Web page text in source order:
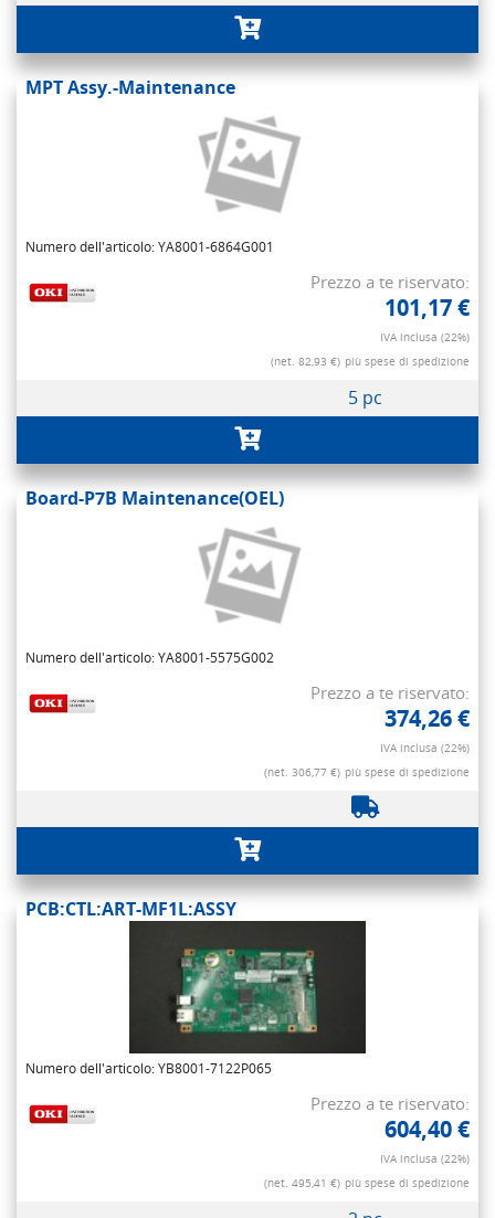
MPT Assy.-Maintenance
Numero dell'articolo: YA8001-6864G001
Prezzo a te riservato:
101,17 €
IVA inclusa (22%)
(net. 82,93 €) più spese di spedizione
5 pc
Board-P7B Maintenance(OEL)
Numero dell'articolo: YA8001-5575G002
Prezzo a te riservato:
374,26 €
IVA inclusa (22%)
(net. 306,77 €) più spese di spedizione
PCB:CTL:ART-MF1L:ASSY
Numero dell'articolo: YB8001-7122P065
Prezzo a te riservato:
604,40 €
IVA inclusa (22%)
(net. 495,41 €) più spese di spedizione